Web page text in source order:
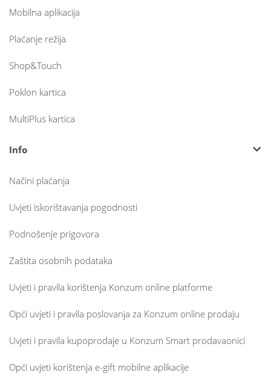
Mobilna aplikacija
Plaćanje režija
Shop&Touch
Poklon kartica
MultiPlus kartica
Info
Načini plaćanja
Uvjeti iskorištavanja pogodnosti
Podnošenje prigovora
Zaštita osobnih podataka
Uvjeti i pravila korištenja Konzum online platforme
Opći uvjeti i pravila poslovanja za Konzum online prodaju
Uvjeti i pravila kupoprodaje u Konzum Smart prodavaonici
Opći uvjeti korištenja e-gift mobilne aplikacije